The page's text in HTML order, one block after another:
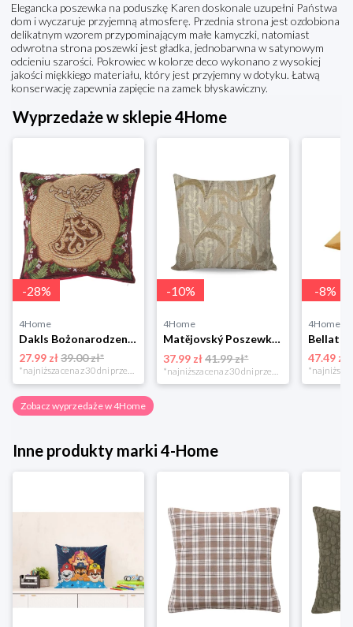
Elegancka poszewka na poduszkę Karen doskonale uzupełni Państwa
dom i wyczaruje przyjemną atmosferę. Przednia strona jest ozdobiona
delikatnym wzorem przypominającym małe kamyczki, natomiast
odwrotna strona poszewki jest gładka, jednobarwna w satynowym
odcieniu szarości. Pokrowiec w kolorze deco wykonano z wysokiej
jakości miękkiego materiału, który jest przyjemny w dotyku. Łatwą
konserwację zapewnia zapięcie na zamek błyskawiczny.
Wyprzedaże w sklepie 4Home
-28%
4Home
Dakls Bożonarodzeniowa poszewka na poduszkę Angel red, 40 x 40 cm 4-Home
27.99 zł39.00 zł*
*najniższa cena z 30 dni przed obniżką
-10%
4Home
Matějovský Poszewka na poduszkę Solei, 40 x 40 cm
37.99 zł 41.99 zł*
*najniższa cena z 30 dni przed obniżką
-8%
4Home
47.49 zł
Zobacz wyprzedaże w 4Home
Inne produkty marki 4-Home